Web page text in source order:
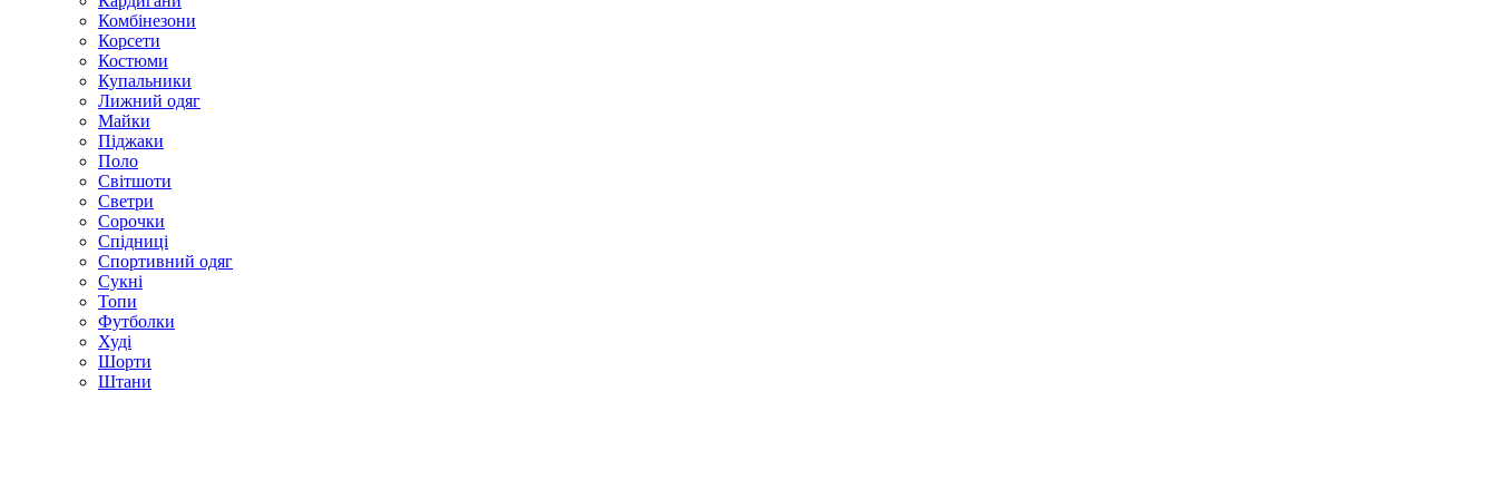
Комбінезони
Корсети
Костюми
Купальники
Лижний одяг
Майки
Піджаки
Поло
Світшоти
Светри
Сорочки
Спідниці
Спортивний одяг
Сукні
Топи
Футболки
Худі
Шорти
Штани